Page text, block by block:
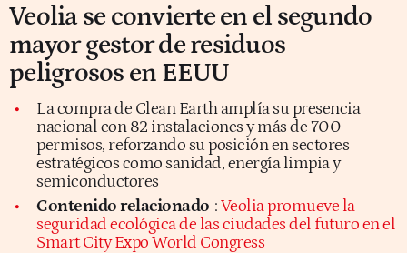
Veolia se convierte en el segundo
mayor gestor de residuos
peligrosos en EEUU
La compra de Clean Earth amplía su presencia
nacional con 82 instalaciones y más de 700
permisos, reforzando su posición en sectores
estratégicos como sanidad, energía limpia y
semiconductores
Contenido relacionado :Veolia promueve la
seguridad ecológica de las ciudades del futuro en el
Smart City Expo World Congress